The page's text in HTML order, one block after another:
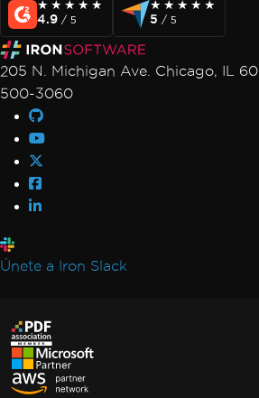
★★★★★
★★★★★
4.9 / 5
★★★★★
★★★★★
5 / 5
205 N. Michigan Ave. Chicago, IL
500-3060
Únete a Iron Slack